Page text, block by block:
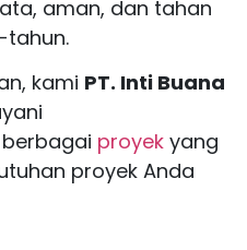
aman, dan tahan
tahun.
kami PT. Inti Buana
proyek yang
proyek Anda